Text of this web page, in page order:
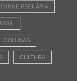
E PECUÁRIA
COLUNAS
CULTURA